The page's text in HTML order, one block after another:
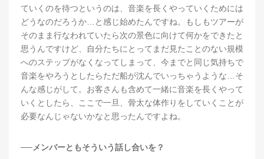
ていくのを待つというのは、音楽を長くやっていくためには
どうなのだろうか…と感じ始めたんですね。もしもツアーが
そのまま行なわれていたら次の景色に向けて何かをできたと
思うんですけど、自分たちにとってまだ見たことのない規模
へのステップがなくなってしまって、今までと同じ気持ちで
音楽をやろうとしたらただ船が沈んでいっちゃうような…そ
んな感じがして。お客さんも含めて一緒に音楽を長くやって
いくとしたら、ここで一旦、骨太な体作りをしていくことが
必要なんじゃないかなと思ったんですよね。
──メンバーともそういう話し合いを？